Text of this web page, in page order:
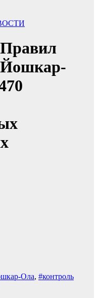
Правил
Йошкар-
Ола, #контроль